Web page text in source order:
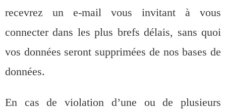
recevrez un e-mail vous invitant à vous
connecter dans les plus brefs délais, sans quoi
vos données seront supprimées de nos bases de
données.
En cas de violation d’une ou de plusieurs